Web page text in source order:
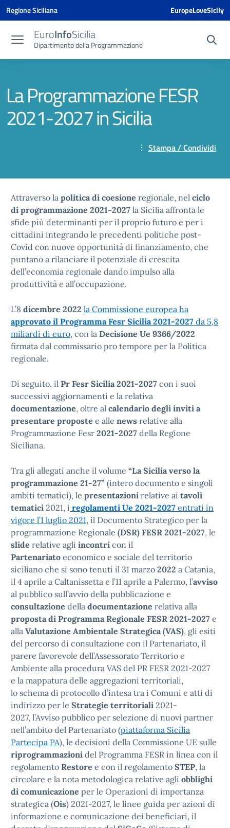
Vai ai contenuti
Vai al menu di navigazione
Vai al footer
Vai al banner delle Cookie Policy
Regione Siciliana EuropeLoveSicily
EuroInfoSicilia
Dipartimento della Programmazione
La Programmazione FESR
2021-2027 in Sicilia
Stampa / Condividi
Attraverso la politica di coesione regionale, nel ciclo
di programmazione 2021-2027 la Sicilia affronta le
sfide più determinanti per il proprio futuro e per i
cittadini integrando le precedenti politiche post-
Covid con nuove opportunità di finanziamento, che
puntano a rilanciare il potenziale di crescita
dell’economia regionale dando impulso alla
produttività e all’occupazione.
L’8 dicembre 2022 la Commissione europea ha
approvato il Programma Fesr Sicilia 2021-2027 da 5,8
miliardi di euro, con la Decisione Ue 9366/2022
firmata dal commissario pro tempore per la Politica
regionale.
Di seguito, il Pr Fesr Sicilia 2021-2027 con i suoi
successivi aggiornamenti e la relativa
documentazione, oltre al calendario degli inviti a
presentare proposte e alle news relative alla
Programmazione Fesr 2021-2027 della Regione
Siciliana.
Tra gli allegati anche il volume “La Sicilia verso la
programmazione 21-27” (intero documento e singoli
ambiti tematici), le presentazioni relative ai tavoli
tematici 2021, i regolamenti Ue 2021-2027 entrati in
vigore l’1 luglio 2021, il Documento Strategico per la
programmazione Regionale (DSR) FESR 2021-2027, le
slide relative agli incontri con il
Partenariato economico e sociale del territorio
siciliano che si sono tenuti il 31 marzo 2022 a Catania,
il 4 aprile a Caltanissetta e l’11 aprile a Palermo, l’avviso
al pubblico sull’avvio della pubblicazione e
consultazione della documentazione relativa alla
proposta di Programma Regionale FESR 2021-2027 e
alla Valutazione Ambientale Strategica (VAS), gli esiti
del percorso di consultazione con il Partenariato, il
parere favorevole dell’Assessorato Territorio e
Ambiente alla procedura VAS del PR FESR 2021-2027
e la mappatura delle aggregazioni territoriali,
lo schema di protocollo d’intesa tra i Comuni e atti di
indirizzo per le Strategie territoriali 2021-
2027, l’Avviso pubblico per selezione di nuovi partner
nell’ambito del Partenariato (piattaforma Sicilia
Partecipa PA), le decisioni della Commissione UE sulle
riprogrammazioni del Programma FESR in linea con il
regolamento Restore e con il regolamento STEP, la
circolare e la nota metodologica relative agli obblighi
di comunicazione per le Operazioni di importanza
strategica (Ois) 2021-2027, le linee guida per azioni di
informazione e comunicazione dei beneficiari, il